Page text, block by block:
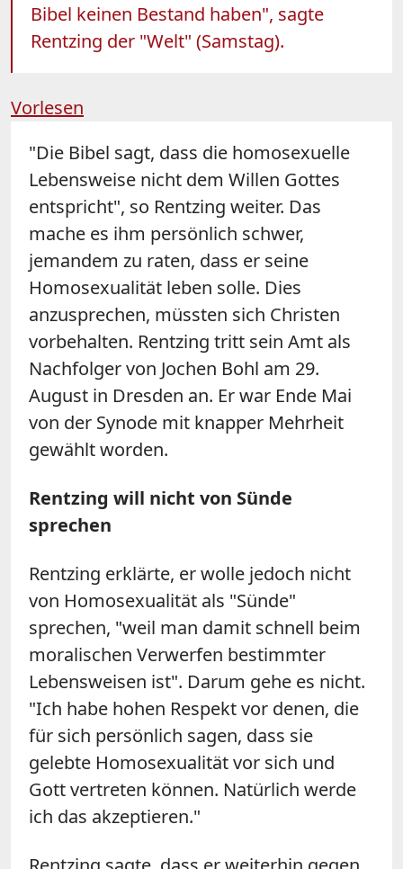
Bibel keinen Bestand haben", sagte
Rentzing der "Welt" (Samstag).
Vorlesen
"Die Bibel sagt, dass die homosexuelle
Lebensweise nicht dem Willen Gottes
entspricht", so Rentzing weiter. Das
mache es ihm persönlich schwer,
jemandem zu raten, dass er seine
Homosexualität leben solle. Dies
anzusprechen, müssten sich Christen
vorbehalten. Rentzing tritt sein Amt als
Nachfolger von Jochen Bohl am 29.
August in Dresden an. Er war Ende Mai
von der Synode mit knapper Mehrheit
gewählt worden.
Rentzing will nicht von Sünde
sprechen
Rentzing erklärte, er wolle jedoch nicht
von Homosexualität als "Sünde"
sprechen, "weil man damit schnell beim
moralischen Verwerfen bestimmter
Lebensweisen ist". Darum gehe es nicht.
"Ich habe hohen Respekt vor denen, die
für sich persönlich sagen, dass sie
gelebte Homosexualität vor sich und
Gott vertreten können. Natürlich werde
ich das akzeptieren."